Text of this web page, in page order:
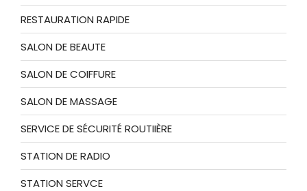
RESTAURATION RAPIDE
SALON DE BEAUTE
SALON DE COIFFURE
SALON DE MASSAGE
SERVICE DE SÉCURITÉ ROUTIIÈRE
STATION DE RADIO
STATION SERVCE